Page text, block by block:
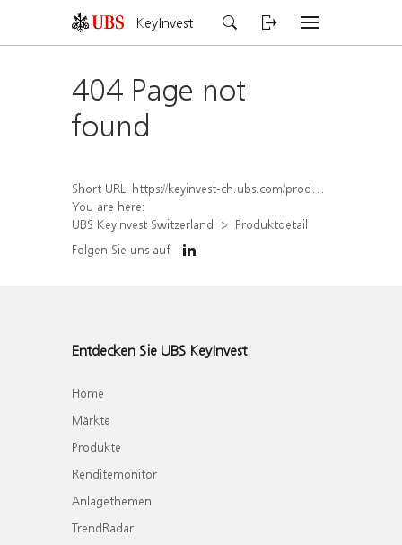
KeyInvest
404 Page not
found
Short URL: https://keyinvest-ch.ubs.com/produkt/detail/index/isin/CH1570502539
You are here:
UBS KeyInvest Switzerland
Produktdetail
Folgen Sie uns auf
Entdecken Sie UBS KeyInvest
Home
Märkte
Produkte
Renditemonitor
Anlagethemen
TrendRadar